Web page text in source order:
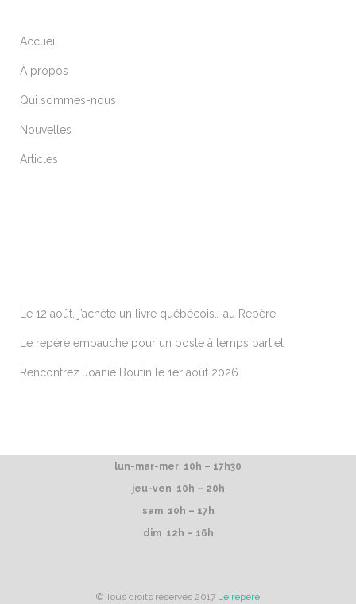
Accueil
À propos
Qui sommes-nous
Nouvelles
Articles
Le 12 août, j’achète un livre québécois… au Repère
Le repère embauche pour un poste à temps partiel
Rencontrez Joanie Boutin le 1er août 2026
lun-mar-mer 10h – 17h30
jeu-ven 10h – 20h
sam 10h – 17h
dim 12h – 16h
© Tous droits réservés 2017 Le repère